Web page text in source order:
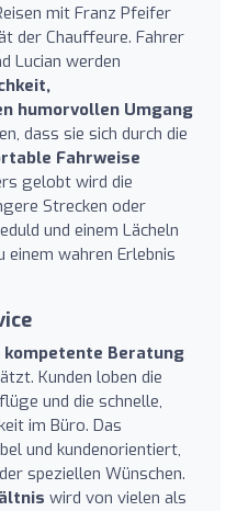
mit Franz Pfeifer
der Chauffeure. Fahrer
Lucian werden
humorvollen Umgang
dass sie sich durch die
Fahrweise
gelobt wird die
Strecken oder
und einem Lächeln
einem wahren Erlebnis
kompetente Beratung
Kunden loben die
und die schnelle,
im Büro. Das
und kundenorientiert,
speziellen Wünschen.
wird von vielen als